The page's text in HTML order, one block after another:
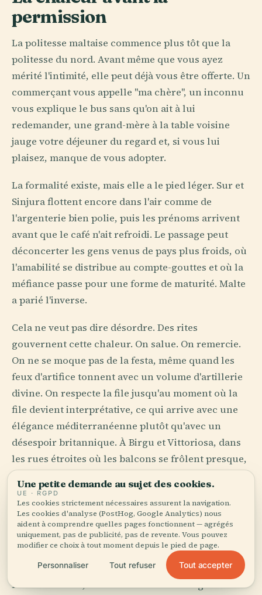
permission
La politesse maltaise commence plus tôt que la
politesse du nord. Avant même que vous ayez
mérité l'intimité, elle peut déjà vous être offerte. Un
commerçant vous appelle "ma chère", un inconnu
vous explique le bus sans qu'on ait à lui
redemander, une grand-mère à la table voisine
jauge votre déjeuner du regard et, si vous lui
plaisez, manque de vous adopter.
La formalité existe, mais elle a le pied léger. Sur et
Sinjura flottent encore dans l'air comme de
l'argenterie bien polie, puis les prénoms arrivent
avant que le café n'ait refroidi. Le passage peut
déconcerter les gens venus de pays plus froids, où
l'amabilité se distribue au compte-gouttes et où la
méfiance passe pour une forme de maturité. Malte
a parié l'inverse.
Cela ne veut pas dire désordre. Des rites
gouvernent cette chaleur. On salue. On remercie.
On ne se moque pas de la festa, même quand les
feux d'artifice tonnent avec un volume d'artillerie
divine. On respecte la file jusqu'au moment où la
file devient interprétative, ce qui arrive avec une
élégance méditerranéenne plutôt qu'avec un
désespoir britannique. À Birgu et Vittoriosa, dans
les rues étroites où les balcons se frôlent presque,
les manières ressemblent moins à des règles qu'à
un muscle de quartier.
Le voyageur malin accepte l'invitation et garde un
peu d'humilité en réserve. Malte accueille vite,
mais elle repère aussi la prétention avec la
précision d'un joaillier examinant un filigrane.
Prenez des airs, et l'île vous laissera les garder.
Une petite demande au sujet des cookies.
UE · RGPD
Les cookies strictement nécessaires assurent la navigation.
Les cookies d'analyse (PostHog, Google Analytics) nous
aident à comprendre quelles pages fonctionnent — agrégés
uniquement, pas de publicité, pas de revente. Vous pouvez
modifier ce choix à tout moment depuis le pied de page.
Personnaliser Tout refuser Tout accepter